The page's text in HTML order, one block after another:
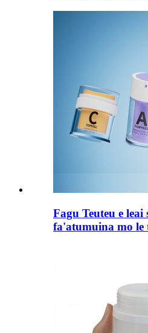
Fagu Teuteu e leai
fa'atumuina mo le